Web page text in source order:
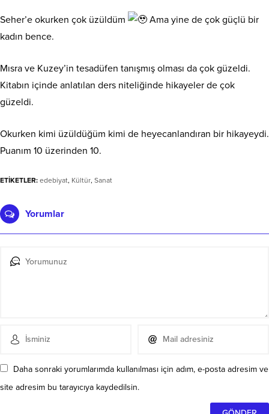
Seher’e okurken çok üzüldüm
Ama yine de çok güçlü bir
kadın bence.
Mısra ve Kuzey’in tesadüfen tanışmış olması da çok güzeldi.
Kitabın içinde anlatılan ders niteliğinde hikayeler de çok
güzeldi.
Okurken kimi üzüldüğüm kimi de heyecanlandıran bir hikayeydi.
Puanım 10 üzerinden 10.
ETİKETLER: edebiyat, Kültür, Sanat
Yorumlar
Daha sonraki yorumlarımda kullanılması için adım, e-posta adresim ve
site adresim bu tarayıcıya kaydedilsin.